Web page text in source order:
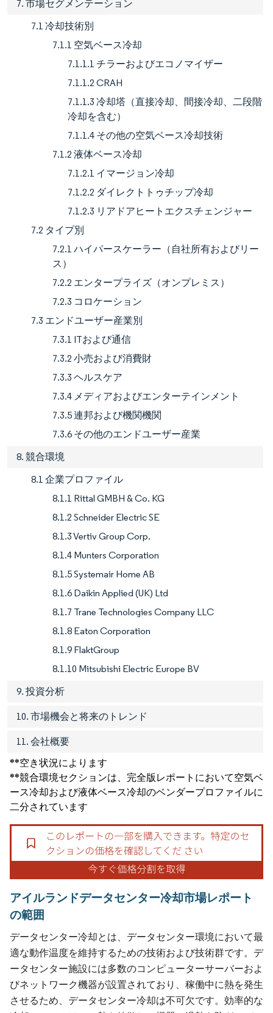
7. 市場セグメンテーション
7.1 冷却技術別
7.1.1 空気ベース冷却
7.1.1.1 チラーおよびエコノマイザー
7.1.1.2 CRAH
7.1.1.3 冷却塔（直接冷却、間接冷却、二段階
冷却を含む）
7.1.1.4 その他の空気ベース冷却技術
7.1.2 液体ベース冷却
7.1.2.1 イマージョン冷却
7.1.2.2 ダイレクトトゥチップ冷却
7.1.2.3 リアドアヒートエクスチェンジャー
7.2 タイプ別
7.2.1 ハイパースケーラー（自社所有およびリー
ス）
7.2.2 エンタープライズ（オンプレミス）
7.2.3 コロケーション
7.3 エンドユーザー産業別
7.3.1 ITおよび通信
7.3.2 小売および消費財
7.3.3 ヘルスケア
7.3.4 メディアおよびエンターテインメント
7.3.5 連邦および機関機関
7.3.6 その他のエンドユーザー産業
8. 競合環境
8.1 企業プロファイル
8.1.1 Rittal GMBH & Co. KG
8.1.2 Schneider Electric SE
8.1.3 Vertiv Group Corp.
8.1.4 Munters Corporation
8.1.5 Systemair Home AB
8.1.6 Daikin Applied (UK) Ltd
8.1.7 Trane Technologies Company LLC
8.1.8 Eaton Corporation
8.1.9 FlaktGroup
8.1.10 Mitsubishi Electric Europe BV
9. 投資分析
10. 市場機会と将来のトレンド
11. 会社概要
**空き状況によります
**競合環境セクションは、完全版レポートにおいて空気ベ
ース冷却および液体ベース冷却のベンダープロファイルに
二分されています
アイルランドデータセンター冷却市場レポート
の範囲
データセンター冷却とは、データセンター環境において最
適な動作温度を維持するための技術および技術群です。デ
ータセンター施設には多数のコンピューターサーバーおよ
びネットワーク機器が設置されており、稼働中に熱を発生
させるため、データセンター冷却は不可欠です。効率的な